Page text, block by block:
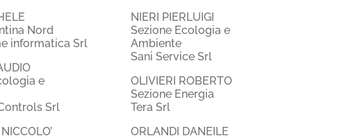
Nord
informatica Srl
e
Srl
NIERI PIERLUIGI
Sezione Ecologia e
Ambiente
Sani Service Srl
OLIVIERI ROBERTO
Sezione Energia
Tera Srl
ORLANDI DANEILE